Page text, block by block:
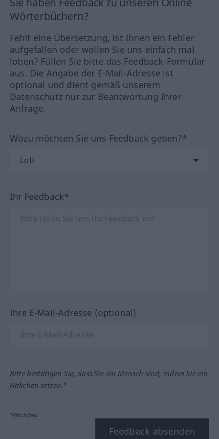
Wörterbüchern?
Fehlt eine Übersetzung, ist Ihnen ein Fehler
aufgefallen oder wollen Sie uns einfach mal
loben? Füllen Sie bitte das Feedback-Formular
aus. Die Angabe der E-Mail-Adresse ist
optional und dient gemäß unserem
Datenschutz nur zur Beantwortung Ihrer
Anfrage.
Wozu möchten Sie uns Feedback geben?*
Ihr Feedback*
Ihre E-Mail-Adresse (optional)
Bitte bestätigen Sie, dass Sie ein Mensch sind, indem Sie ein
Häkchen setzen.*
*Pflichtfeld
Feedback absenden